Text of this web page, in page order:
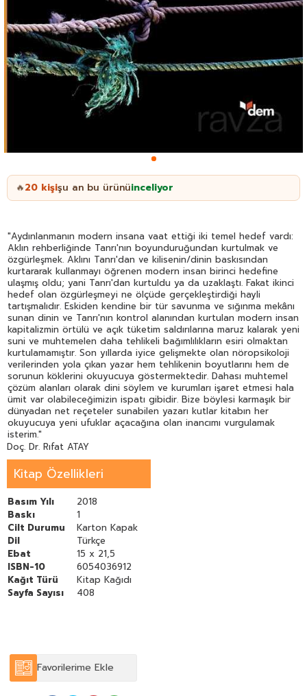
🔥20 kişişu an bu ürünüinceliyor
"Aydınlanmanın modern insana vaat ettiği iki temel hedef vardı:
Aklın rehberliğinde Tanrı'nın boyunduruğundan kurtulmak ve
özgürleşmek. Aklını Tanrı'dan ve kilisenin/dinin baskısından
kurtararak kullanmayı öğrenen modern insan birinci hedefine
ulaşmış oldu; yani Tanrı'dan kurtuldu ya da uzaklaştı. Fakat ikinci
hedef olan özgürleşmeyi ne ölçüde gerçekleştirdiği hayli
tartışmalıdır. Eskiden kendine bir tür savunma ve sığınma mekânı
sunan dinin ve Tanrı'nın kontrol alanından kurtulan modern insan
kapitalizmin örtülü ve açık tüketim saldırılarına maruz kalarak yeni
suni ve muhtemelen daha tehlikeli bağımlılıkların esiri olmaktan
kurtulamamıştır. Son yıllarda iyice gelişmekte olan nöropsikoloji
verilerinden yola çıkan yazar hem tehlikenin boyutlarını hem de
sorunun köklerini okuyucuya göstermektedir. Dahası muhtemel
çözüm alanları olarak dini söylem ve kurumları işaret etmesi hala
ümit var olabileceğimizin ispatı gibidir. Bize böylesi karmaşık bir
dünyadan net reçeteler sunabilen yazarı kutlar kitabın her
okuyucuya yeni ufuklar açacağına olan inancımı vurgulamak
isterim."
Doç. Dr. Rıfat ATAY
Kitap Özellikleri
Basım Yılı
2018
Baskı
1
Cilt Durumu
Karton Kapak
Dil
Türkçe
Ebat
15 x 21,5
ISBN-10
6054036912
Kağıt Türü
Kitap Kağıdı
Sayfa Sayısı
408
Favorilerime Ekle